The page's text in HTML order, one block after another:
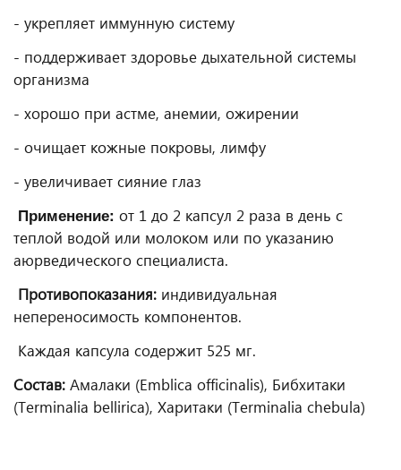
- укрепляет иммунную систему
- поддерживает здоровье дыхательной системы
организма
- хорошо при астме, анемии, ожирении
- очищает кожные покровы, лимфу
- увеличивает сияние глаз
Применение: от 1 до 2 капсул 2 раза в день с
теплой водой или молоком или по указанию
аюрведического специалиста.
Противопоказания: индивидуальная
непереносимость компонентов.
Каждая капсула содержит 525 мг.
Состав: Амалаки (Emblica officinalis), Бибхитаки
(Terminalia bellirica), Харитаки (Terminalia chebula)